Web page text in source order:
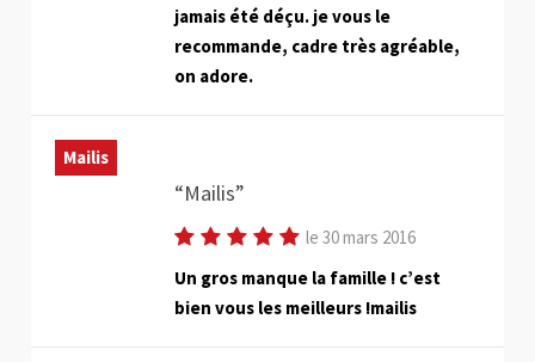
jamais été déçu. je vous le
recommande, cadre très agréable,
on adore.
Mailis
Mailis
le 30 mars 2016
Un gros manque la famille ! c’est
bien vous les meilleurs !mailis